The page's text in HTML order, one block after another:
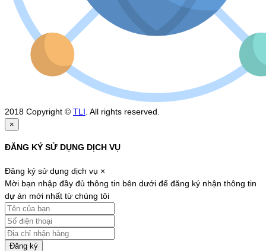
2018 Copyright © TLI . All rights reserved.
×
ĐĂNG KÝ SỬ DỤNG DỊCH VỤ
Đăng ký sử dụng dịch vụ ×
Mời bạn nhập đầy đủ thông tin bên dưới để đăng ký nhận thông tin
dự án mới nhất từ chúng tôi
Đăng ký